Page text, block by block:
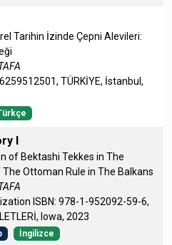
Tarihin İzinde Çepni Alevileri:
TÜRKİYE, İstanbul,
I
of Bektashi Tekkes in The
Ottoman Rule in The Balkans
ISBN: 978-1-952092-59-6,
Iowa, 2023
İngilizce